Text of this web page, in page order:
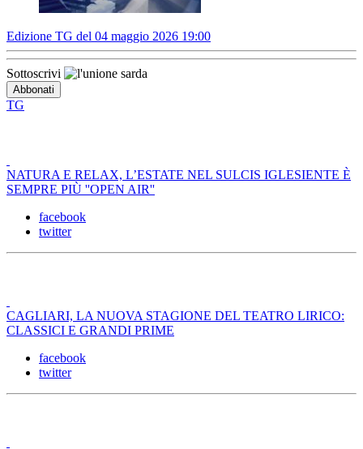
Edizione TG del 04 maggio 2026 19:00
Sottoscrivi
TG
NATURA E RELAX, L’ESTATE NEL SULCIS IGLESIENTE È
SEMPRE PIÙ ''OPEN AIR''
facebook
twitter
CAGLIARI, LA NUOVA STAGIONE DEL TEATRO LIRICO:
CLASSICI E GRANDI PRIME
facebook
twitter